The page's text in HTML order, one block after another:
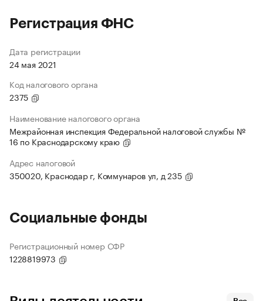
Регистрация ФНС
Дата регистрации
24 мая 2021
Код налогового органа
2375
Наименование налогового органа
Межрайонная инспекция Федеральной налоговой службы №
16 по Краснодарскому краю
Адрес налоговой
350020, Краснодар г, Коммунаров ул, д 235
Социальные фонды
Регистрационный номер СФР
1228819973